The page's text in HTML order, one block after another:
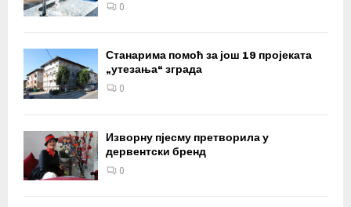
0
Станарима помоћ за још 19 пројеката
„утезања“ зграда
0
Изворну пјесму претворила у
дервентски бренд
0